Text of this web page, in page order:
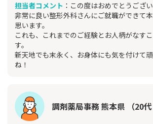
担当者コメント ：この度はおめでとうござ
非常に良い整形外科さんにご就職ができて
思います。
これも、これまでのご経験とお人柄がなす
す。
新天地でも末永く、お身体にも気を付けて
ね！
調剤薬局事務 熊本県 （20代